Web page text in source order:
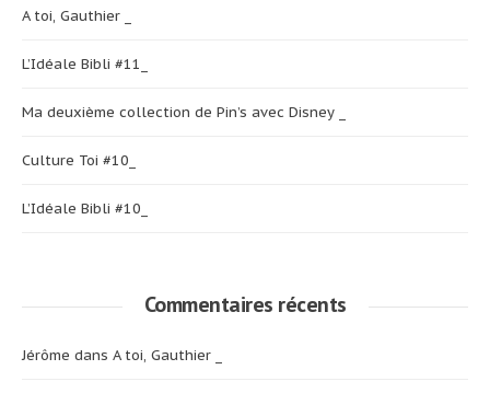
A toi, Gauthier _
L’Idéale Bibli #11_
Ma deuxième collection de Pin’s avec Disney _
Culture Toi #10_
L’Idéale Bibli #10_
Commentaires récents
Jérôme dans A toi, Gauthier _